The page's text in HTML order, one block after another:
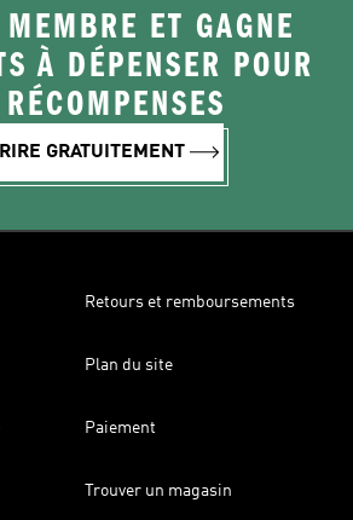
ET GAGNE
À DÉPENSER POUR
GRATUITEMENT
Retours et remboursements
Plan du site
Paiement
Trouver un magasin